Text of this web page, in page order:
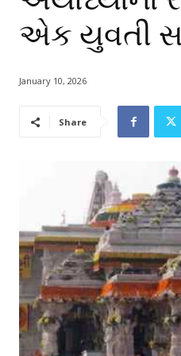
એક યુવતી
January 10, 2026
Share